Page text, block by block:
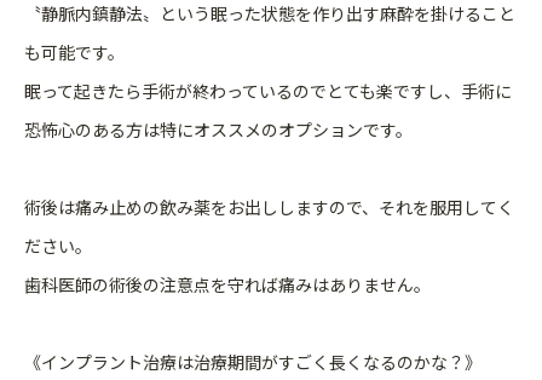
〝静脈内鎮静法〟という眠った状態を作り出す麻酔を掛けること
も可能です。
眠って起きたら手術が終わっているのでとても楽ですし、手術に
恐怖心のある方は特にオススメのオプションです。
術後は痛み止めの飲み薬をお出ししますので、それを服用してく
ださい。
歯科医師の術後の注意点を守れば痛みはありません。
《インプラント治療は治療期間がすごく長くなるのかな？》